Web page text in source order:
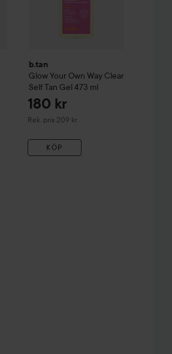
b.tan
Glow Your Own Way Clear
Self Tan Gel 473 ml
180 kr
Rek. pris 209 kr
Rekommenderat pris 209 kr
KÖP